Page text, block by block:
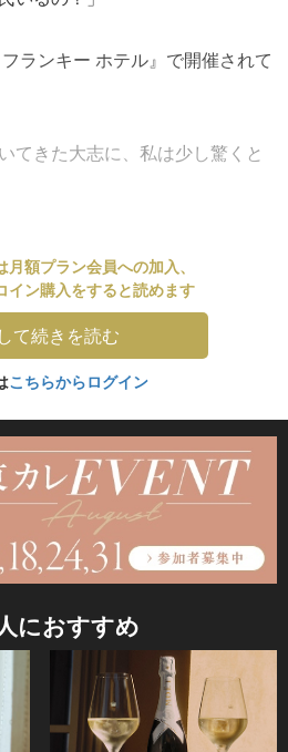
ランキー ホテル』で開催されて
てきた大志に、私は少し驚くと
額プラン会員への加入、
イン購入をすると読めます
て続きを読む
こちらからログイン
におすすめ